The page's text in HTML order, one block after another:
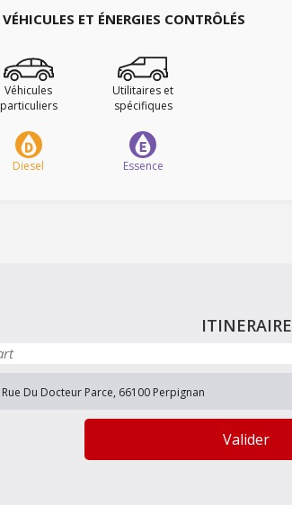
VÉHICULES ET ÉNERGIES CONTRÔLÉS
Véhicules
particuliers
Utilitaires et
spécifiques
Diesel Essence
ITINERAIRE
Valider